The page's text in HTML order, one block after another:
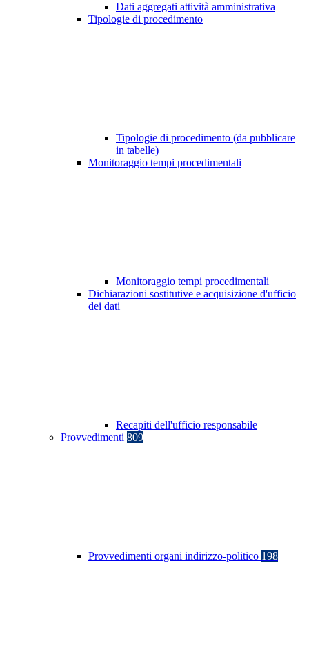
Dati aggregati attività amministrativa
Tipologie di procedimento
Tipologie di procedimento (da pubblicare
in tabelle)
Monitoraggio tempi procedimentali
Monitoraggio tempi procedimentali
Dichiarazioni sostitutive e acquisizione d'ufficio
dei dati
Recapiti dell'ufficio responsabile
Provvedimenti 809
Provvedimenti organi indirizzo-politico 198